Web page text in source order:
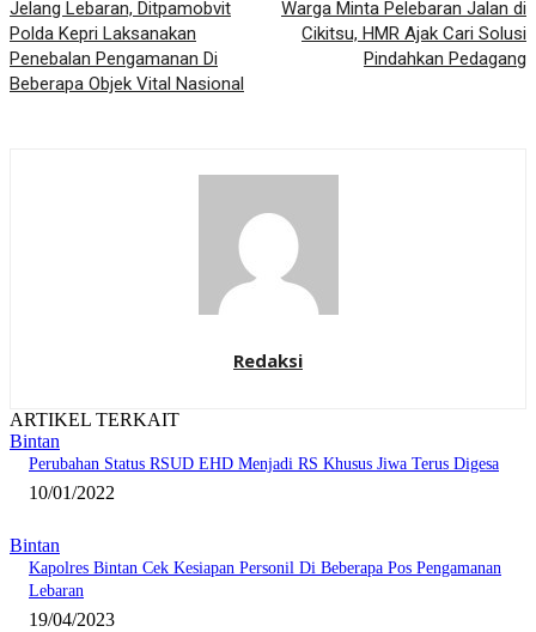
Jelang Lebaran, Ditpamobvit
Polda Kepri Laksanakan
Penebalan Pengamanan Di
Beberapa Objek Vital Nasional
Warga Minta Pelebaran Jalan di
Cikitsu, HMR Ajak Cari Solusi
Pindahkan Pedagang
Redaksi
ARTIKEL TERKAIT
Bintan
Perubahan Status RSUD EHD Menjadi RS Khusus Jiwa Terus Digesa
10/01/2022
Bintan
Kapolres Bintan Cek Kesiapan Personil Di Beberapa Pos Pengamanan
Lebaran
19/04/2023